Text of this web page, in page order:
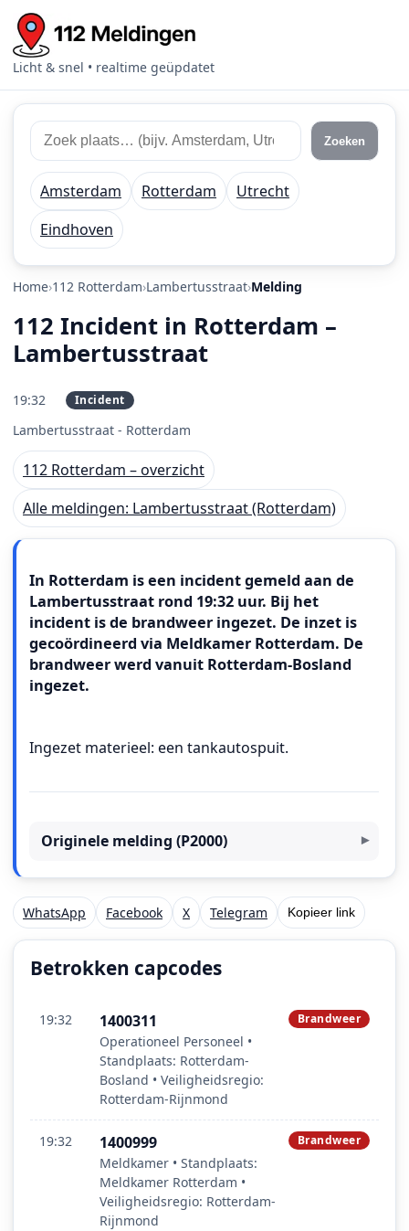
Licht & snel • realtime geüpdatet
Zoek 112 meldingen
Zoek plaats of regio Zoeken
Amsterdam Rotterdam
Utrecht
Eindhoven
Home 112 Rotterdam Lambertusstraat Melding
112 Incident in Rotterdam –
Lambertusstraat
19:32 Incident
Lambertusstraat - Rotterdam
112 Rotterdam – overzicht
Alle meldingen: Lambertusstraat (Rotterdam)
In Rotterdam is een incident gemeld aan de
Lambertusstraat rond 19:32 uur. Bij het
incident is de brandweer ingezet. De inzet is
gecoördineerd via Meldkamer Rotterdam. De
brandweer werd vanuit Rotterdam-Bosland
ingezet.
Ingezet materieel: een tankautospuit.
Originele melding (P2000)
WhatsApp Facebook X Telegram Kopieer link
Betrokken capcodes
19:32 1400311
Operationeel Personeel •
Standplaats: Rotterdam-
Bosland • Veiligheidsregio:
Rotterdam-Rijnmond
Brandweer
19:32 1400999
Meldkamer • Standplaats:
Meldkamer Rotterdam •
Veiligheidsregio: Rotterdam-
Rijnmond
Brandweer